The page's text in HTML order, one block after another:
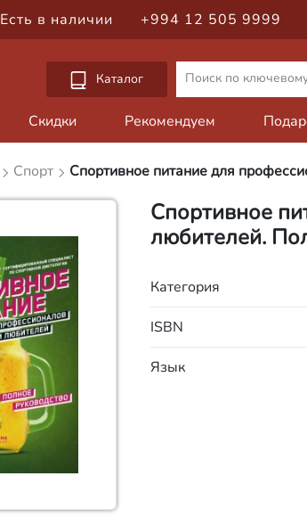
Есть в наличии +994 12 505 9999
Каталог
Скидки Рекомендуем
Спорт Спортивное питание для
Спортивное
любителей.
Категория
ISBN
Язык